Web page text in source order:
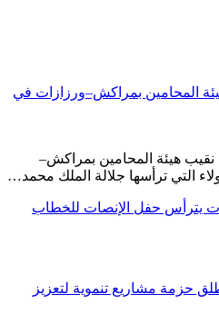
المحامين بمراكش–ورزازات في
هيئة المحامين بمراكش–
التي ترأسها جلالة الملك محمد…
يترأس حفل الإنصات للخطاب
حزمة مشاريع تنموية لتعزيز